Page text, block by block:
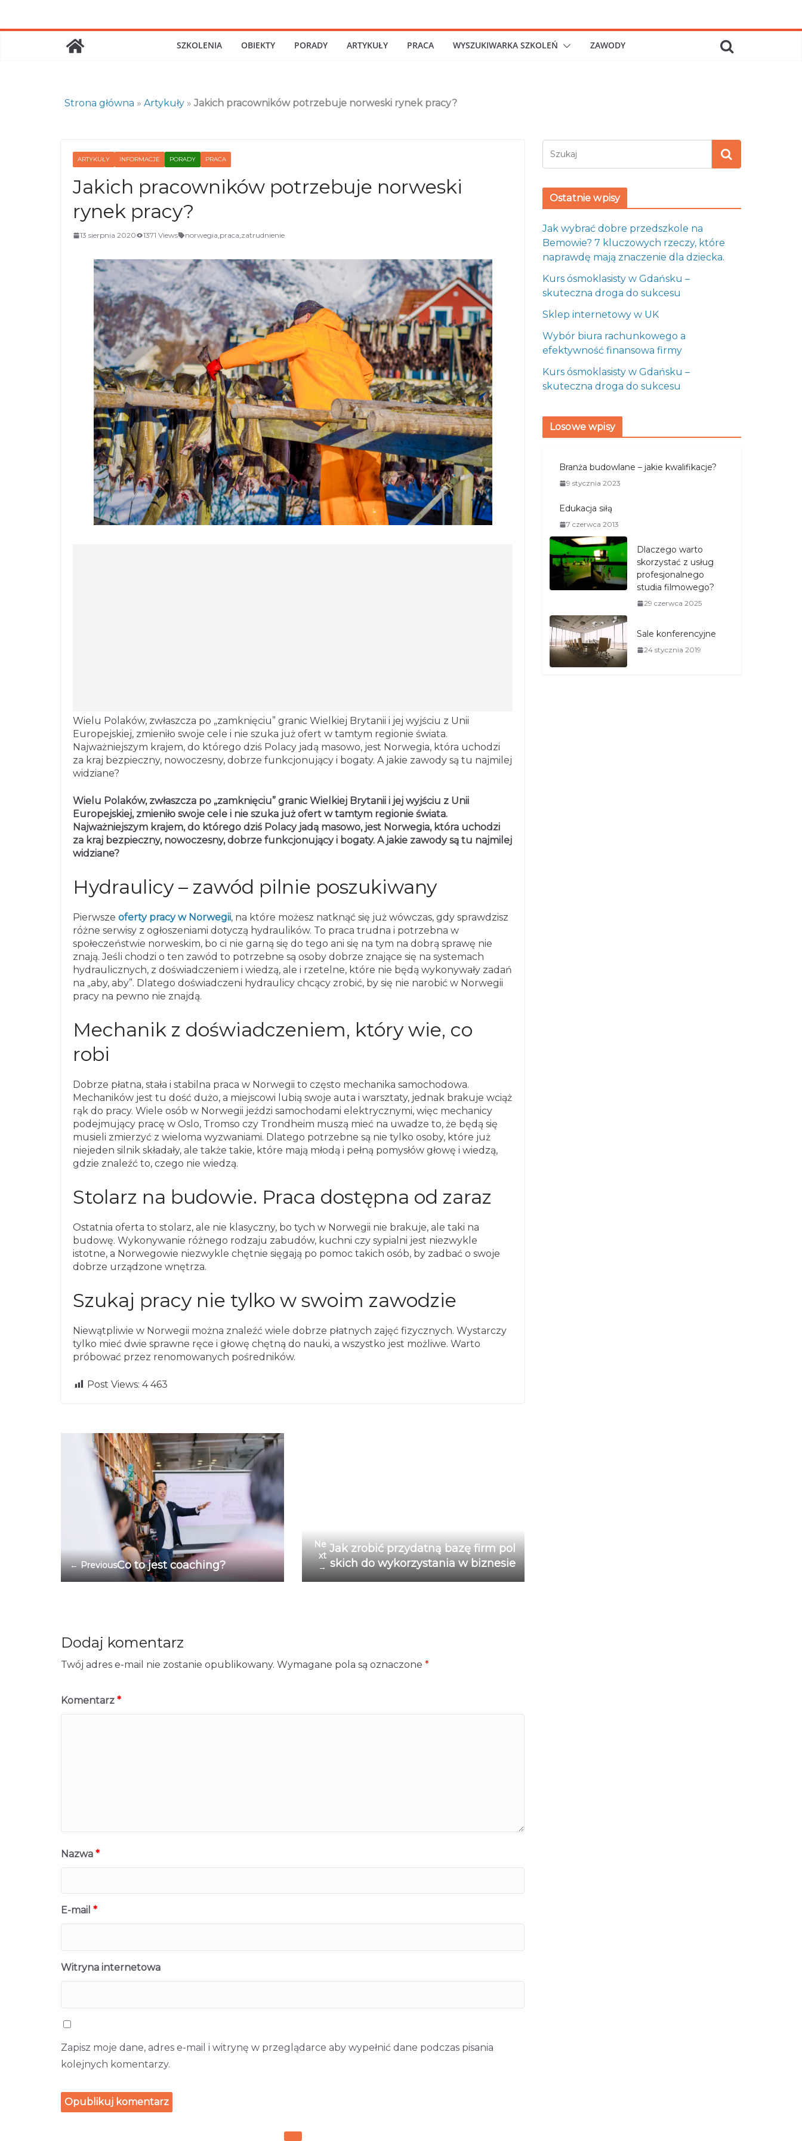
content
SZKOLENIA
OBIEKTY PORADY ARTYKUŁY PRACA WYSZUKIWARKA SZKOLEŃ ZAWODY
Strona główna » Artykuły » Jakich pracowników potrzebuje norweski rynek pracy?
ARTYKUŁY INFORMACJE PORADY PRACA
Jakich pracowników potrzebuje norweski
rynek pracy?
13 sierpnia 2020 1371 Views norwegia,praca,zatrudnienie
Wielu Polaków, zwłaszcza po „zamknięciu” granic Wielkiej Brytanii i jej wyjściu z Unii
Europejskiej, zmieniło swoje cele i nie szuka już ofert w tamtym regionie świata.
Najważniejszym krajem, do którego dziś Polacy jadą masowo, jest Norwegia, która uchodzi
za kraj bezpieczny, nowoczesny, dobrze funkcjonujący i bogaty. A jakie zawody są tu najmilej
widziane?
Wielu Polaków, zwłaszcza po „zamknięciu” granic Wielkiej Brytanii i jej wyjściu z Unii
Europejskiej, zmieniło swoje cele i nie szuka już ofert w tamtym regionie świata.
Najważniejszym krajem, do którego dziś Polacy jadą masowo, jest Norwegia, która uchodzi
za kraj bezpieczny, nowoczesny, dobrze funkcjonujący i bogaty. A jakie zawody są tu najmilej
widziane?
Hydraulicy – zawód pilnie poszukiwany
Pierwsze oferty pracy w Norwegii, na które możesz natknąć się już wówczas, gdy sprawdzisz
różne serwisy z ogłoszeniami dotyczą hydraulików. To praca trudna i potrzebna w
społeczeństwie norweskim, bo ci nie garną się do tego ani się na tym na dobrą sprawę nie
znają. Jeśli chodzi o ten zawód to potrzebne są osoby dobrze znające się na systemach
hydraulicznych, z doświadczeniem i wiedzą, ale i rzetelne, które nie będą wykonywały zadań
na „aby, aby”. Dlatego doświadczeni hydraulicy chcący zrobić, by się nie narobić w Norwegii
pracy na pewno nie znajdą.
Mechanik z doświadczeniem, który wie, co
robi
Dobrze płatna, stała i stabilna praca w Norwegii to często mechanika samochodowa.
Mechaników jest tu dość dużo, a miejscowi lubią swoje auta i warsztaty, jednak brakuje wciąż
rąk do pracy. Wiele osób w Norwegii jeździ samochodami elektrycznymi, więc mechanicy
podejmujący pracę w Oslo, Tromso czy Trondheim muszą mieć na uwadze to, że będą się
musieli zmierzyć z wieloma wyzwaniami. Dlatego potrzebne są nie tylko osoby, które już
niejeden silnik składały, ale także takie, które mają młodą i pełną pomysłów głowę i wiedzą,
gdzie znaleźć to, czego nie wiedzą.
Stolarz na budowie. Praca dostępna od zaraz
Ostatnia oferta to stolarz, ale nie klasyczny, bo tych w Norwegii nie brakuje, ale taki na
budowę. Wykonywanie różnego rodzaju zabudów, kuchni czy sypialni jest niezwykle
istotne, a Norwegowie niezwykle chętnie sięgają po pomoc takich osób, by zadbać o swoje
dobrze urządzone wnętrza.
Szukaj pracy nie tylko w swoim zawodzie
Niewątpliwie w Norwegii można znaleźć wiele dobrze płatnych zajęć fizycznych. Wystarczy
tylko mieć dwie sprawne ręce i głowę chętną do nauki, a wszystko jest możliwe. Warto
próbować przez renomowanych pośredników.
Post Views: 4 463
← PreviousCo to jest coaching?
Ne
xt
→
Jak zrobić przydatną bazę firm pol
skich do wykorzystania w biznesie
Dodaj komentarz
Twój adres e-mail nie zostanie opublikowany. Wymagane pola są oznaczone *
Komentarz *
Nazwa *
E-mail *
Witryna internetowa
Zapisz moje dane, adres e-mail i witrynę w przeglądarce aby wypełnić dane podczas pisania
kolejnych komentarzy.
Ostatnie wpisy
Jak wybrać dobre przedszkole na
Bemowie? 7 kluczowych rzeczy, które
naprawdę mają znaczenie dla dziecka.
Kurs ósmoklasisty w Gdańsku –
skuteczna droga do sukcesu
Sklep internetowy w UK
Wybór biura rachunkowego a
efektywność finansowa firmy
Kurs ósmoklasisty w Gdańsku –
skuteczna droga do sukcesu
Losowe wpisy
Branża budowlane – jakie kwalifikacje?
9 stycznia 2023
Edukacja siłą
7 czerwca 2013
Dlaczego warto
skorzystać z usług
profesjonalnego
studia filmowego?
29 czerwca 2025
Sale konferencyjne
24 stycznia 2019